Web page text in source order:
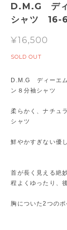
D.M.G ディ
シャツ 16-
¥16,500
SOLD OUT
D.M.G ディーエ
ン８分袖シャツ
柔らかく、ナチュ
シャツ
鮮やかすぎない優
首が長く見える絶
程よくゆったり、
胸についた2つの